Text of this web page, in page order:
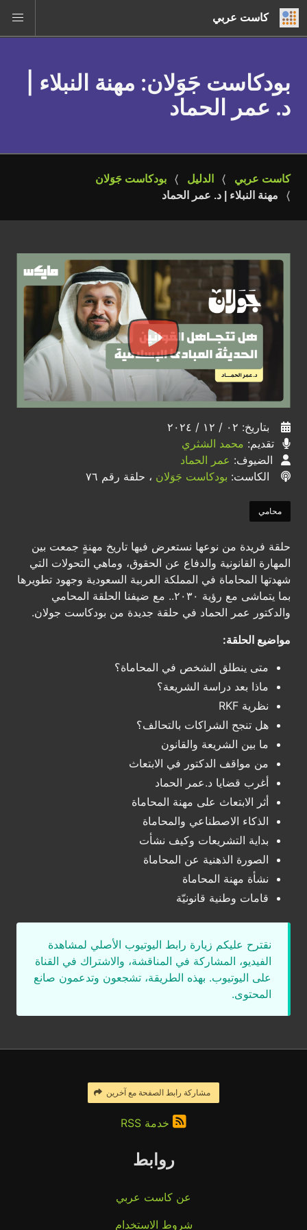
كاست عربي
بودكاست جَوَلان: مهنة النبلاء |
د. عمر الحماد
كاست عربي الدليل
بودكاست جَوَلان
مهنة النبلاء | د. عمر الحماد
بتاريخ: ٠٢ / ١٢ / ٢٠٢٤
تقديم: محمد الشثري
الضيوف: عمر الحماد
الكاست: بودكاست جَوَلان ، حلقة رقم ٧٦
محامي
حلقة فريدة من نوعها نستعرض فيها تاريخ مهنةٍ جمعت بين
المهارة القانونية والدفاع عن الحقوق، وماهي التحولات التي
شهدتها المحاماة في المملكة العربية السعودية وجهود تطويرها
بما يتماشى مع رؤية ٢٠٣٠.. مع ضيفنا الحلقة المحامي
والدكتور عمر الحماد في حلقة جديدة من بودكاست جولان.
مواضيع الحلقة:
متى ينطلق الشخص في المحاماة؟
ماذا بعد دراسة الشريعة؟
نظرية RKF
هل تنجح الشراكات بالتحالف؟
ما بين الشريعة والقانون
من مواقف الدكتور في الابتعاث
أغرب قضايا د.عمر الحماد
أثر الابتعاث على مهنة المحاماة
الذكاء الاصطناعي والمحاماة
بداية التشريعات وكيف نشأت
الصورة الذهنية عن المحاماة
نشأة مهنة المحاماة
قامات وطنية قانونيّة
نقترح عليكم زيارة رابط اليوتيوب الأصلي لمشاهدة
الفيديو، المشاركة في المناقشة، والاشتراك في القناة
على اليوتيوب. بهذه الطريقة، تشجعون وتدعمون صانع
المحتوى.
مشاركة رابط الصفحة مع آخرين
خدمة RSS
روابط
عن كاست عربي
شروط الاستخدام